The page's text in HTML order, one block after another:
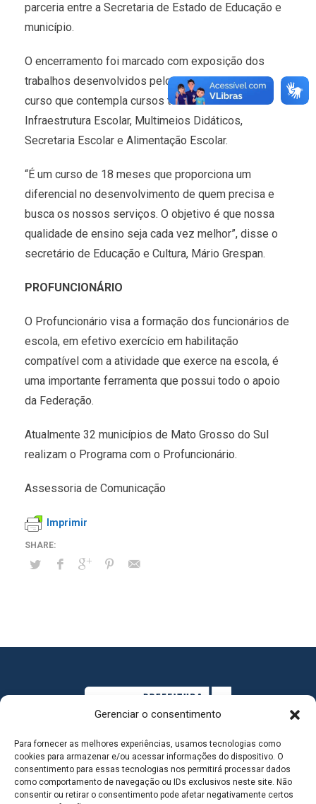
Gerenciar o consentimento
Para fornecer as melhores experiências, usamos tecnologias como
cookies para armazenar e/ou acessar informações do dispositivo. O
consentimento para essas tecnologias nos permitirá processar dados
como comportamento de navegação ou IDs exclusivos neste site. Não
consentir ou retirar o consentimento pode afetar negativamente certos
parceria entre a Secretaria de Estado de Educação e
município.
O encerramento foi marcado com exposição dos
trabalhos desenvolvidos pelos alunos durante o
curso que contempla cursos técnicos de
Infraestrutura Escolar, Multimeios Didáticos,
Secretaria Escolar e Alimentação Escolar.
“É um curso de 18 meses que proporciona um
diferencial no desenvolvimento de quem precisa e
busca os nossos serviços. O objetivo é que nossa
qualidade de ensino seja cada vez melhor”, disse o
secretário de Educação e Cultura, Mário Grespan.
PROFUNCIONÁRIO
O Profuncionário visa a formação dos funcionários de
escola, em efetivo exercício em habilitação
compatível com a atividade que exerce na escola, é
uma importante ferramenta que possui todo o apoio
da Federação.
Atualmente 32 municípios de Mato Grosso do Sul
realizam o Programa com o Profuncionário.
Assessoria de Comunicação
Imprimir
MAPA DO SITE